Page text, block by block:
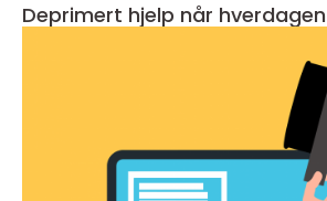
Deprimert hjelp når